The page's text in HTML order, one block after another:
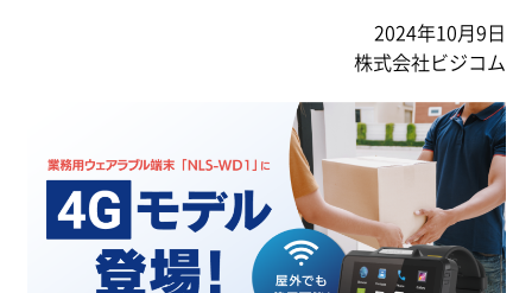
2024年10月9日
株式会社ビジコム